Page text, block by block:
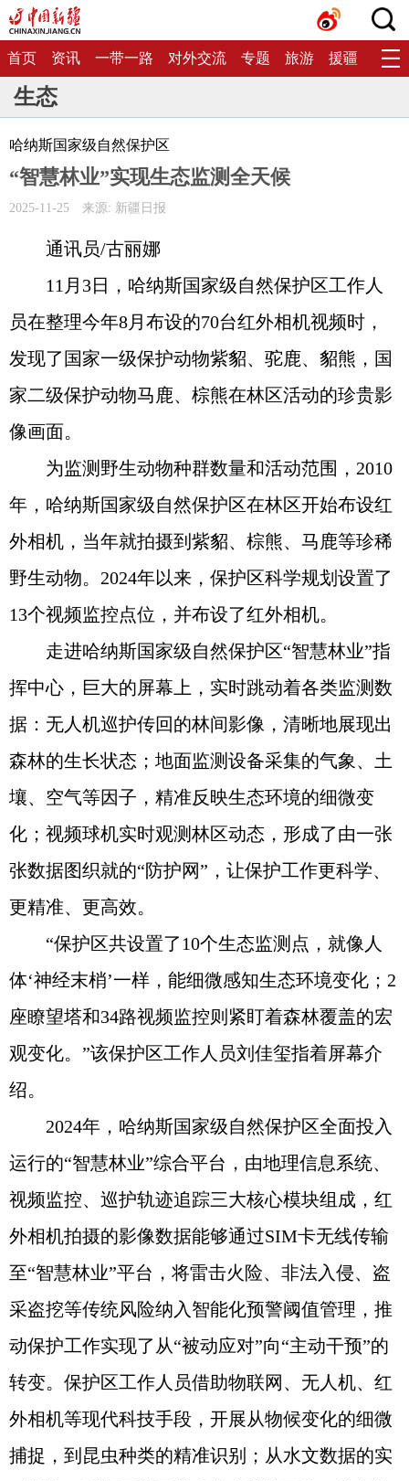
首页 资讯 一带一路 对外交流 专题 旅游 援疆 生态
生态
哈纳斯国家级自然保护区
“智慧林业”实现生态监测全天候
2025-11-25 来源: 新疆日报
通讯员/古丽娜
11月3日，哈纳斯国家级自然保护区工作人
员在整理今年8月布设的70台红外相机视频时，
发现了国家一级保护动物紫貂、驼鹿、貂熊，国
家二级保护动物马鹿、棕熊在林区活动的珍贵影
像画面。
为监测野生动物种群数量和活动范围，2010
年，哈纳斯国家级自然保护区在林区开始布设红
外相机，当年就拍摄到紫貂、棕熊、马鹿等珍稀
野生动物。2024年以来，保护区科学规划设置了
13个视频监控点位，并布设了红外相机。
走进哈纳斯国家级自然保护区“智慧林业”指
挥中心，巨大的屏幕上，实时跳动着各类监测数
据：无人机巡护传回的林间影像，清晰地展现出
森林的生长状态；地面监测设备采集的气象、土
壤、空气等因子，精准反映生态环境的细微变
化；视频球机实时观测林区动态，形成了由一张
张数据图织就的“防护网”，让保护工作更科学、
更精准、更高效。
“保护区共设置了10个生态监测点，就像人
体‘神经末梢’一样，能细微感知生态环境变化；2
座瞭望塔和34路视频监控则紧盯着森林覆盖的宏
观变化。”该保护区工作人员刘佳玺指着屏幕介
绍。
2024年，哈纳斯国家级自然保护区全面投入
运行的“智慧林业”综合平台，由地理信息系统、
视频监控、巡护轨迹追踪三大核心模块组成，红
外相机拍摄的影像数据能够通过SIM卡无线传输
至“智慧林业”平台，将雷击火险、非法入侵、盗
采盗挖等传统风险纳入智能化预警阈值管理，推
动保护工作实现了从“被动应对”向“主动干预”的
转变。保护区工作人员借助物联网、无人机、红
外相机等现代科技手段，开展从物候变化的细微
捕捉，到昆虫种类的精准识别；从水文数据的实